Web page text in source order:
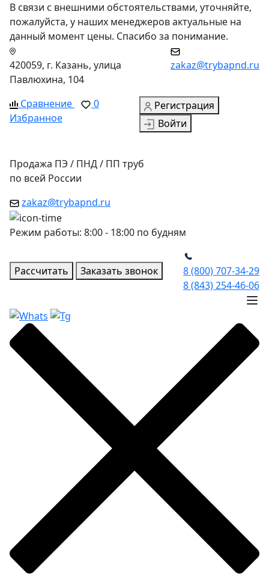
В связи с внешними обстоятельствами, уточняйте,
пожалуйста, у наших менеджеров актуальные на
данный момент цены. Спасибо за понимание.
420059, г. Казань, улица
Павлюхина, 104
zakaz@trybapnd.ru
Сравнение
0
Избранное
Регистрация
Войти
Продажа ПЭ / ПНД / ПП труб
по всей России
zakaz@trybapnd.ru
Режим работы: 8:00 - 18:00 по будням
Рассчитать Заказать звонок
8 (800) 707-34-29
8 (843) 254-46-06